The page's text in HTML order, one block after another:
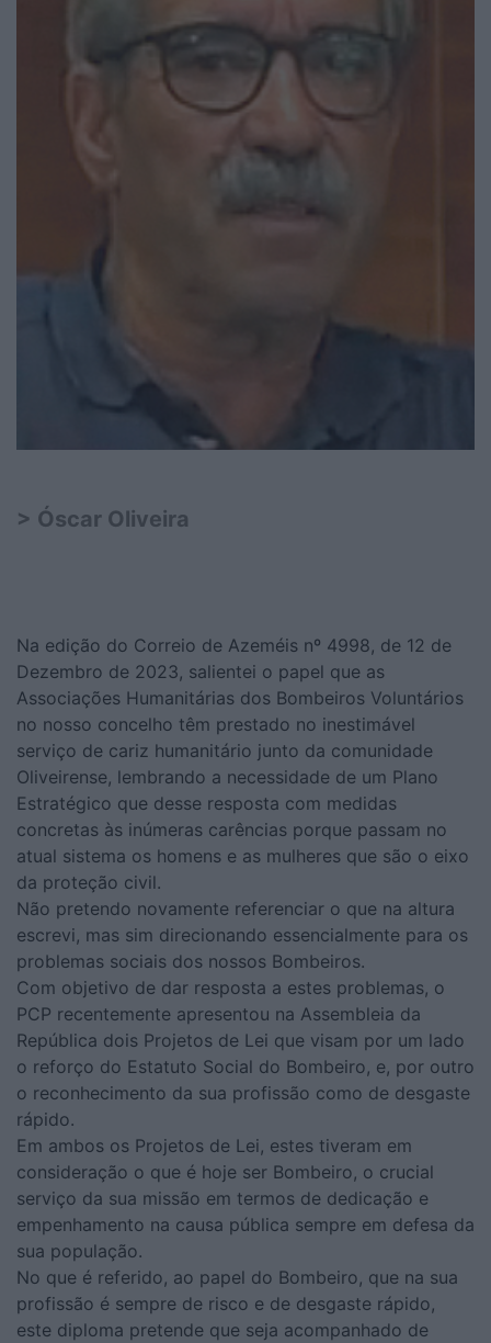
> Óscar Oliveira
Na edição do Correio de Azeméis nº 4998, de 12 de
Dezembro de 2023, salientei o papel que as
Associações Humanitárias dos Bombeiros Voluntários
no nosso concelho têm prestado no inestimável
serviço de cariz humanitário junto da comunidade
Oliveirense, lembrando a necessidade de um Plano
Estratégico que desse resposta com medidas
concretas às inúmeras carências porque passam no
atual sistema os homens e as mulheres que são o eixo
da proteção civil.
Não pretendo novamente referenciar o que na altura
escrevi, mas sim direcionando essencialmente para os
problemas sociais dos nossos Bombeiros.
Com objetivo de dar resposta a estes problemas, o
PCP recentemente apresentou na Assembleia da
República dois Projetos de Lei que visam por um lado
o reforço do Estatuto Social do Bombeiro, e, por outro
o reconhecimento da sua profissão como de desgaste
rápido.
Em ambos os Projetos de Lei, estes tiveram em
consideração o que é hoje ser Bombeiro, o crucial
serviço da sua missão em termos de dedicação e
empenhamento na causa pública sempre em defesa da
sua população.
No que é referido, ao papel do Bombeiro, que na sua
profissão é sempre de risco e de desgaste rápido,
este diploma pretende que seja acompanhado de